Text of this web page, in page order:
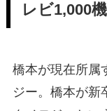
レビ1,000
橋本が現在所属
ジー。橋本が新